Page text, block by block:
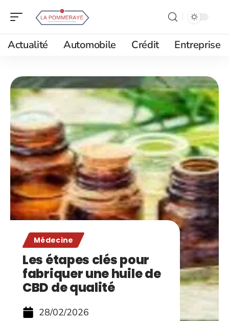
Actualité Automobile Crédit Entreprise
Médecine
Les étapes clés pour
fabriquer une huile de
CBD de qualité
28/02/2026